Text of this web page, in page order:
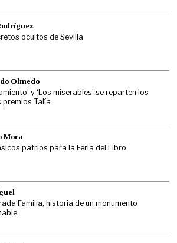
ocultos de Sevilla
Olmedo
y ‘Los miserables’ se reparten los
premios Talía
Mora
patrios para la Feria del Libro
Familia, historia de un monumento